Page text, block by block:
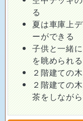
る
夏は車庫上
ーができる
子供と一緒
を眺められる
２階建ての
２階建ての
茶をしなが